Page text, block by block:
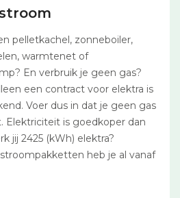
pelletkachel, zonneboiler,
warmtenet of
En verbruik je geen gas?
een contract voor elektra is
Voer dus in dat je geen gas
Elektriciteit is goedkoper dan
jij 2425 (kWh) elektra?
heb je al vanaf